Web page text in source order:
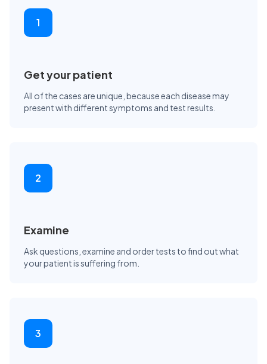
1
Get your patient
All of the cases are unique, because each disease may
present with different symptoms and test results.
2
Examine
Ask questions, examine and order tests to find out what
your patient is suffering from.
3